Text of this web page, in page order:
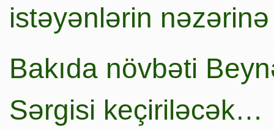
istəyənlərin nəzərinə
Bakıda növbəti
Sərgisi keçiriləcək…